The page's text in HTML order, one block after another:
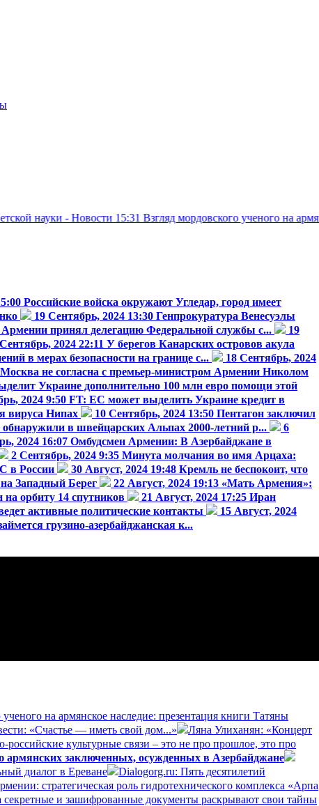
- Новости15:31Взгляд мордовского ученого на армянское
Российские войска окружают Угледар, город имеет
19 Сентябрь, 2024 13:30 Генпрокуратура Венесуэлы
принял делегацию Федеральной службы с...
19
2024 22:11 У берегов Канарских островов акула
в мерах безопасности на границе с...
18 Сентябрь, 2024
Москва не согласна с премьер-министром Армении Николом
Украине дополнительно 100 млн евро помощи этой
2024 9:50 FT: ЕС может выделить Украине кредит в
вируса Нипах 10 Сентябрь, 2024 13:50 Пентагон заключил
в швейцарских Альпах 2000-летний р...
6
2024 16:07 Омбудсмен Армении: В Азербайджане в
2 Сентябрь, 2024 9:35 Минута молчания во имя Арцаха:
в России 30 Август, 2024 19:48 Кремль не беспокоит, что
Западный Берег 22 Август, 2024 19:13 «Мать Армения»:
орбиту 14 спутников 21 Август, 2024 17:25 Иран
активные политические контакты
15 Август, 2024
грузино-азербайджанская к...
ученого на армянское наследие: презентация книги Татяны
«Счастье — иметь свой дом...»
Ляна Улиханян: «Концерт
российские культурные связи – это не про прошлое, это про
армянских заключенных, осужденных в Азербайджане
диалог в Ереване
Dialogorg.ru: Пять десятилетий
стратегическая роль гидротехнического комплекса «Арпа
секретные и зашифрованные документы раскрывают свои тайны